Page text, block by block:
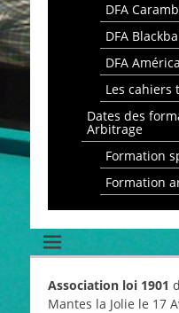
DFA
DFA
DFA
Les cahiers
Dates des
Arbitrage
Formation
Formation
Association loi 1901
Mantes la Jolie le 17